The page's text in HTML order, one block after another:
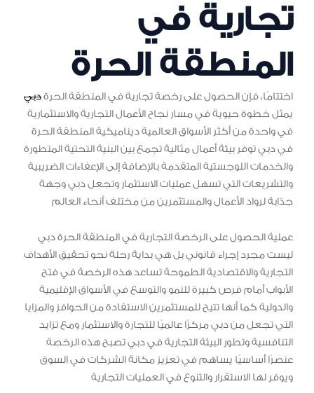
تجارية في
المنطقة الحرة
اختتامًا، فإن الحصول على رخصة تجارية في المنطقة الحرةدبي
يمثل خطوة حيوية في مسار نجاح الأعمال التجارية والاستثمارية
في واحدة من أكثر الأسواق العالمية ديناميكية المنطقة الحرة
في دبي توفر بيئة أعمال مثالية تجمع بين البنية التحتية المتطورة
والخدمات اللوجستية المتقدمة بالإضافة إلى الإعفاءات الضريبية
والتشريعات التي تسهل عمليات الاستثمار وتجعل دبي وجهة
جذابة لرواد الأعمال والمستثمرين من مختلف أنحاء العالم
عملية الحصول على الرخصة التجارية في المنطقة الحرة دبي
ليست مجرد إجراء قانوني بل هي بداية رحلة نحو تحقيق الأهداف
التجارية والاقتصادية الطموحة تساعد هذه الرخصة في فتح
الأبواب أمام فرص كبيرة للنمو والتوسع في الأسواق الإقليمية
والدولية كما أنها تتيح للمستثمرين الاستفادة من الحوافز والمزايا
التي تجعل من دبي مركزًا عالميًا للتجارة والاستثمار ومع تزايد
التنافسية وتطور البيئة التجارية في دبي تصبح هذه الرخصة
عنصرًا أساسيًا يساهم في تعزيز مكانة الشركات في السوق
ويوفر لها الاستقرار والتنوع في العمليات التجارية